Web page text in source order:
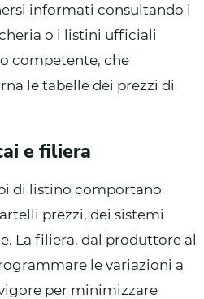
informati consultando i
o i listini ufficiali
competente, che
le tabelle dei prezzi di
e filiera
di listino comportano
prezzi, dei sistemi
La filiera, dal produttore al
le variazioni a
per minimizzare